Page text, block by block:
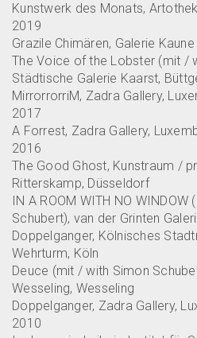
Kunstwerk des Monats,
2019
Grazile Chimären, Galerie
The Voice of the Lobster (mit /
Städtische Galerie Kaarst,
MirrorrorriM, Zadra Gallery,
2017
A Forrest, Zadra Gallery,
2016
The Good Ghost, Kunstraum /
Ritterskamp, Düsseldorf
IN A ROOM WITH NO
Schubert), van der Grinten
Doppelganger, Kölnisches
Wehrturm, Köln
Deuce (mit / with Simon
Wesseling, Wesseling
Doppelganger, Zadra Gallery,
2010